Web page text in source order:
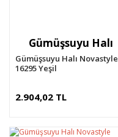
Gümüşsuyu Halı
Gümüşsuyu Halı Novastyle
16295 Yeşil
2.904,02 TL